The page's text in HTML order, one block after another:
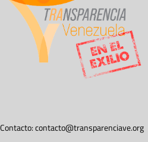
Contacto:contacto@transparenciave.org